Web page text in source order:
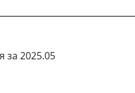
за 2025.05